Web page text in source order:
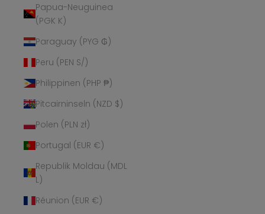
Papua-Neuguinea
(PGK K)
Paraguay (PYG ₲)
Peru (PEN S/)
Philippinen (PHP ₱)
Pitcairninseln (NZD $)
Polen (PLN zł)
Portugal (EUR €)
Republik Moldau (MDL
L)
Réunion (EUR €)